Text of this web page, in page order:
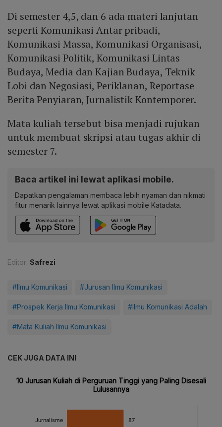
Di semester 4,5, dan 6 ada materi lanjutan
seperti Komunikasi Antar pribadi,
Komunikasi Massa, Komunikasi Organisasi,
Komunikasi Politik, Komunikasi Lintas
Budaya, Media dan Kajian Budaya, Teknik
Lobi dan Negosiasi, Periklanan, Reportase
Berita Penyiaran, Jurnalistik Kontemporer.
Mata kuliah tersebut bisa menjadi rujukan
untuk membuat skripsi atau tugas akhir di
semester 7.
Baca artikel ini lewat aplikasi mobile.
Dapatkan pengalaman membaca lebih nyaman dan nikmati
fitur menarik lainnya lewat aplikasi mobile Katadata.
Editor: Safrezi
#Ilmu Komunikasi #Jurusan Ilmu Komunikasi
#Prospek Kerja Ilmu Komunikasi #Ilmu Komunikasi Adalah
#Mata Kuliah Ilmu Komunikasi
CEK JUGA DATA INI